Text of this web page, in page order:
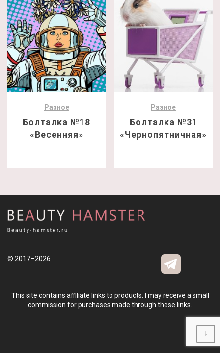
Разное
Болталка №18
«Весенняя»
Разное
Болталка №31
«Чернопятничная»
© 2017–2026
This site contains affiliate links to products. I may receive a small
commission for purchases made through these links.
↓